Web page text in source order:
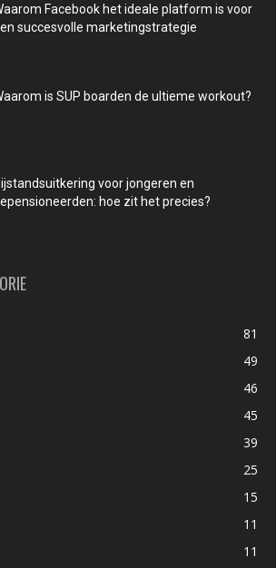
Facebook het ideale platform is voor
succesvolle marketingstrategie
is SUP boarden de ultieme workout?
voor jongeren en
hoe zit het precies?
81
49
46
45
39
25
15
11
11